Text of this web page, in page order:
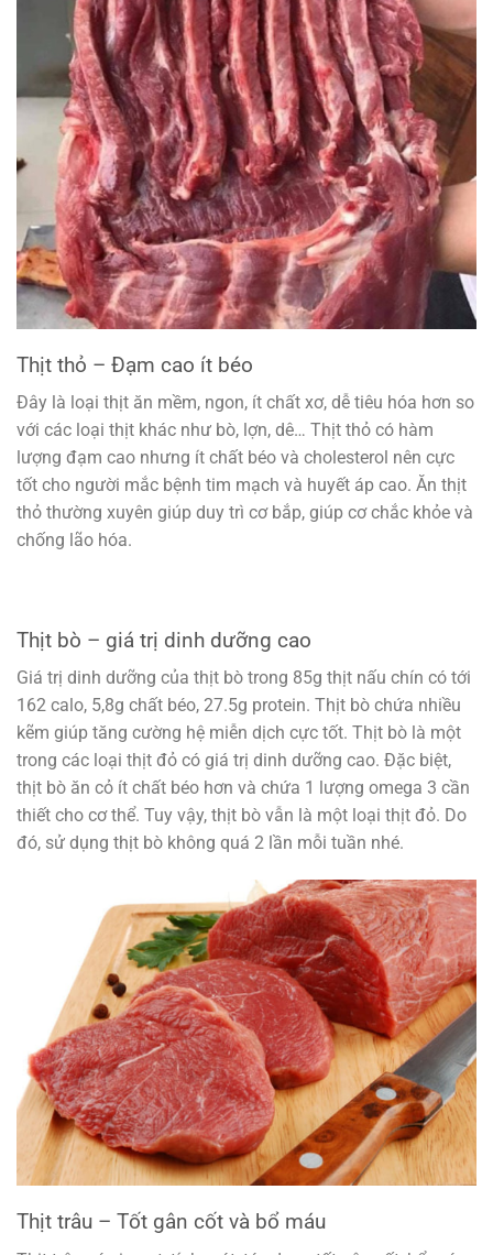
Thịt thỏ – Đạm cao ít béo
Đây là loại thịt ăn mềm, ngon, ít chất xơ, dễ tiêu hóa hơn so
với các loại thịt khác như bò, lợn, dê… Thịt thỏ có hàm
lượng đạm cao nhưng ít chất béo và cholesterol nên cực
tốt cho người mắc bệnh tim mạch và huyết áp cao. Ăn thịt
thỏ thường xuyên giúp duy trì cơ bắp, giúp cơ chắc khỏe và
chống lão hóa.
Thịt bò – giá trị dinh dưỡng cao
Giá trị dinh dưỡng của thịt bò trong 85g thịt nấu chín có tới
162 calo, 5,8g chất béo, 27.5g protein. Thịt bò chứa nhiều
kẽm giúp tăng cường hệ miễn dịch cực tốt. Thịt bò là một
trong các loại thịt đỏ có giá trị dinh dưỡng cao. Đặc biệt,
thịt bò ăn cỏ ít chất béo hơn và chứa 1 lượng omega 3 cần
thiết cho cơ thể. Tuy vậy, thịt bò vẫn là một loại thịt đỏ. Do
đó, sử dụng thịt bò không quá 2 lần mỗi tuần nhé.
Thịt trâu – Tốt gân cốt và bổ máu